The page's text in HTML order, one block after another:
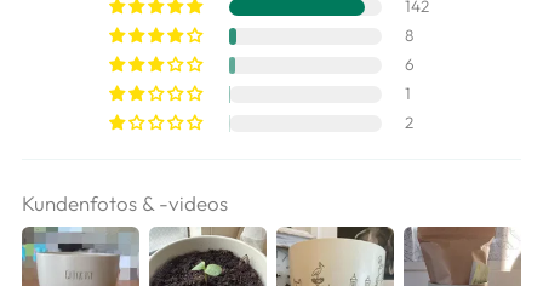
142
8
6
1
2
Kundenfotos & -videos